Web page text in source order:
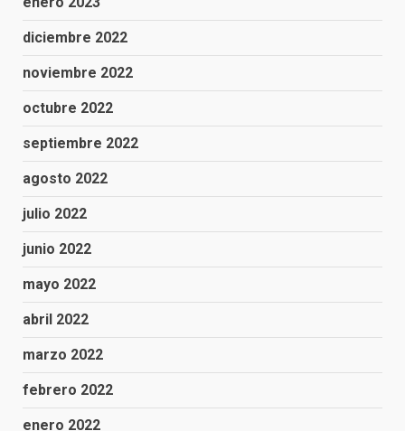
diciembre 2022
noviembre 2022
octubre 2022
septiembre 2022
agosto 2022
julio 2022
junio 2022
mayo 2022
abril 2022
marzo 2022
febrero 2022
enero 2022